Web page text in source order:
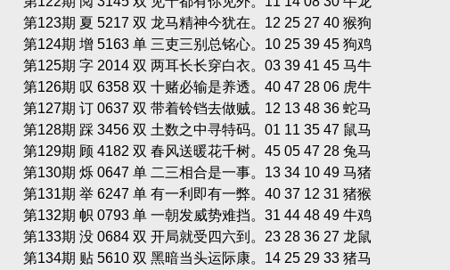
第123期 夏 5217 双 龙马精神今犹在。12 25 27 40 猴狗
第124期 增 5163 单 三吏三别总铭心。10 25 39 45 狗鸡
第125期 字 2014 双 两耳长长穿白衣。03 39 41 45 马牛
第126期 叹 6358 双 十赌必输是养透。40 47 28 06 虎牛
第127期 订 0637 双 带着铃铛去做贼。12 13 48 36 蛇马
第128期 踩 3456 双 土数之中寻特码。01 11 35 47 鼠马
第129期 顾 4182 双 春风送暖花千树。45 05 47 28 兔马
第130期 烁 0647 单 二三相合是一事。13 34 10 49 马猪
第131期 举 6247 单 有一利即有一弊。40 37 12 31 猪猴
第132期 帜 0793 单 一朝发威势难挡。31 44 48 49 牛鸡
第133期 没 0684 双 开局就受四六到。23 28 36 27 龙鼠
第134期 贴 5610 双 黑暗当头运际康。14 25 29 33 猪马